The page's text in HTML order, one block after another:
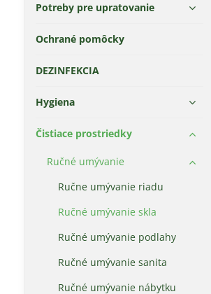
Potreby pre upratovanie
Ochrané pomôcky
DEZINFEKCIA
Hygiena
Čistiace prostriedky
Ručné umývanie
Ručne umývanie riadu
Ručné umývanie skla
Ručné umývanie podlahy
Ručné umývanie sanita
Ručné umývanie nábytku